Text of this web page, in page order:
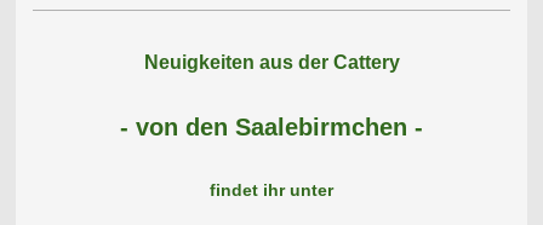
Neuigkeiten aus der Cattery
- von den Saalebirmchen -
findet ihr unter